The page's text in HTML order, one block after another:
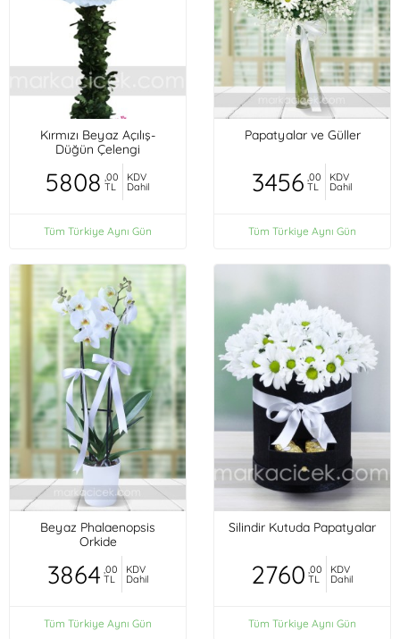
Kırmızı Beyaz Açılış-
Düğün Çelengi
5808 ,00
TL
KDV
Dahil
Tüm Türkiye Aynı Gün
Papatyalar ve Güller
3456 ,00
TL
KDV
Dahil
Tüm Türkiye Aynı Gün
Beyaz Phalaenopsis
Orkide
3864 ,00
TL
KDV
Dahil
Tüm Türkiye Aynı Gün
Silindir Kutuda Papatyalar
2760 ,00
TL
KDV
Dahil
Tüm Türkiye Aynı Gün